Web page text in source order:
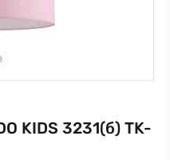
KIDS 3231(б) TK-